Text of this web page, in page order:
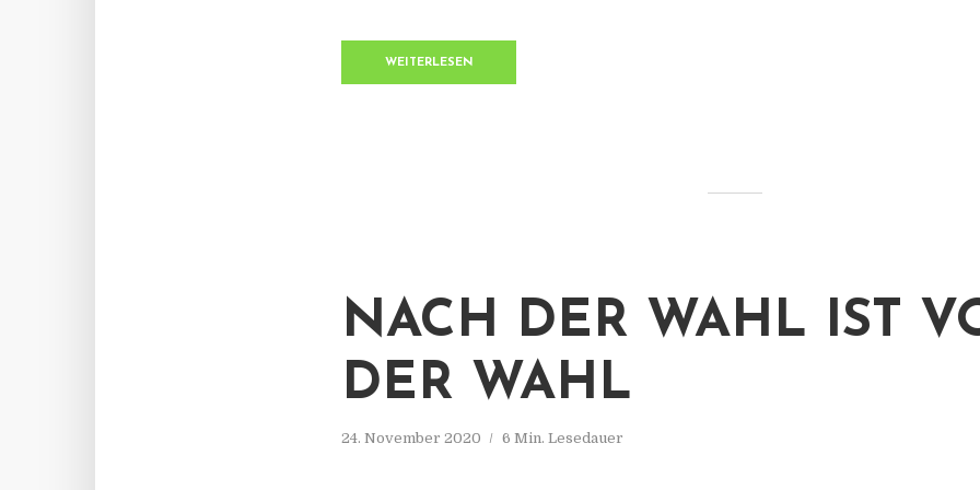
WEITERLESEN
NACH DER WAHL IST
DER WAHL
24. November 2020 6 Min. Lesedauer